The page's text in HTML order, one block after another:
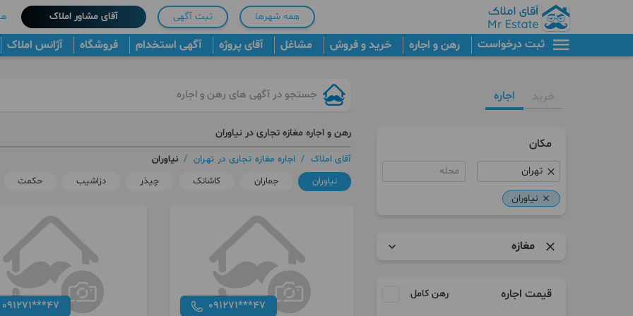
همه شهرها ثبت آگهی آقای مشاور املاک
ثبت درخواست رهن و اجاره خرید و فروش مشاغل آقای پروژه آگهی استخدام فروشگاه آژانس املاک
خرید اجاره
مکان
محله
نیاوران
مغازه
برج
قیمت اجاره رهن کامل
رهن و اجاره مغازه تجاری در نیاوران
آقای املاک / اجاره مغازه تجاری در تهران / نیاوران
نیاوران
جماران کاشانک چیذر دزاشیب حکمت
091271***47
091271***47